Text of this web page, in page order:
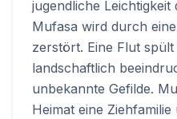
jugendliche Leichtigkeit
Mufasa wird durch
zerstört. Eine Flut
landschaftlich
unbekannte Gefilde.
Heimat eine